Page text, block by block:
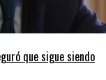
que sigue siendo